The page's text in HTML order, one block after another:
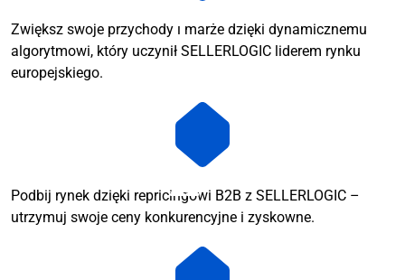
Zwiększ swoje przychody i marże dzięki dynamicznemu
algorytmowi, który uczynił SELLERLOGIC liderem rynku
europejskiego.
Podbij rynek dzięki repricingowi B2B z SELLERLOGIC –
utrzymuj swoje ceny konkurencyjne i zyskowne.